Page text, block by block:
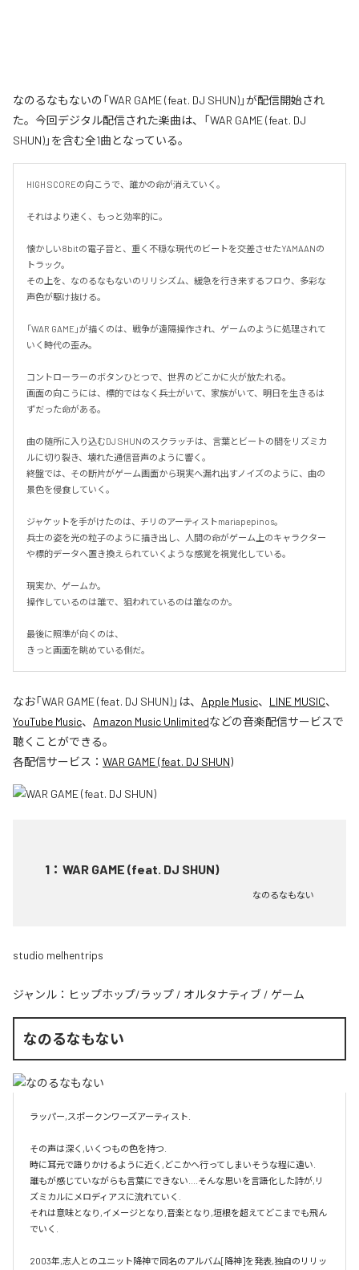
なのるなもないの「WAR GAME (feat. DJ SHUN)」が配信開始され
た。今回デジタル配信された楽曲は、「WAR GAME (feat. DJ
SHUN)」を含む全1曲となっている。
HIGH SCOREの向こうで、誰かの命が消えていく。
それはより速く、もっと効率的に。
懐かしい8bitの電子音と、重く不穏な現代のビートを交差させたYAMAANの
トラック。
その上を、なのるなもないのリリシズム、緩急を行き来するフロウ、多彩な
声色が駆け抜ける。
「WAR GAME」が描くのは、戦争が遠隔操作され、ゲームのように処理されて
いく時代の歪み。
コントローラーのボタンひとつで、世界のどこかに火が放たれる。
画面の向こうには、標的ではなく兵士がいて、家族がいて、明日を生きるは
ずだった命がある。
曲の随所に入り込むDJ SHUNのスクラッチは、言葉とビートの間をリズミカ
ルに切り裂き、壊れた通信音声のように響く。
終盤では、その断片がゲーム画面から現実へ漏れ出すノイズのように、曲の
景色を侵食していく。
ジャケットを手がけたのは、チリのアーティストmariapepinos。
兵士の姿を光の粒子のように描き出し、人間の命がゲーム上のキャラクター
や標的データへ置き換えられていくような感覚を視覚化している。
現実か、ゲームか。
操作しているのは誰で、狙われているのは誰なのか。
最後に照準が向くのは、
きっと画面を眺めている側だ。
なお「WAR GAME (feat. DJ SHUN)」は、 Apple Music、 LINE MUSIC、
YouTube Music、 Amazon Music Unlimitedなどの音楽配信サービスで
聴くことができる。
各配信サービス： WAR GAME (feat. DJ SHUN)
1 ： WAR GAME (feat. DJ SHUN)
なのるなもない
studio melhentrips
ジャンル： ヒップホップ/ラップ / オルタナティブ / ゲーム
なのるなもない
ラッパー,スポークンワーズアーティスト.
その声は深く,いくつもの色を持つ.
時に耳元で語りかけるように近く,どこかへ行ってしまいそうな程に遠い.
誰もが感じていながらも言葉にできない....そんな思いを言語化した詩が,リ
ズミカルにメロディアスに流れていく.
それは意味となり,イメージとなり,音楽となり,垣根を超えてどこまでも飛ん
でいく.
2003年,志人とのユニット降神で同名のアルバム[降神]を発表,独自のリリッ